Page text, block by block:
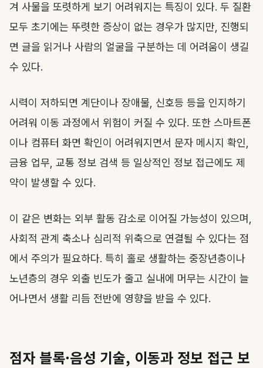
겨 사물을 또렷하게 보기 어려워지는 특징이 있다. 두 질환
모두 초기에는 뚜렷한 증상이 없는 경우가 많지만, 진행되
면 글을 읽거나 사람의 얼굴을 구분하는 데 어려움이 생길
수 있다.
시력이 저하되면 계단이나 장애물, 신호등 등을 인지하기
어려워 이동 과정에서 위험이 커질 수 있다. 또한 스마트폰
이나 컴퓨터 화면 확인이 어려워지면서 문자 메시지 확인,
금융 업무, 교통 정보 검색 등 일상적인 정보 접근에도 제
약이 발생할 수 있다.
이 같은 변화는 외부 활동 감소로 이어질 가능성이 있으며,
사회적 관계 축소나 심리적 위축으로 연결될 수 있다는 점
에서 주의가 필요하다. 특히 홀로 생활하는 중장년층이나
노년층의 경우 외출 빈도가 줄고 실내에 머무는 시간이 늘
어나면서 생활 리듬 전반에 영향을 받을 수 있다.
점자 블록·음성 기술, 이동과 정보 접근 보